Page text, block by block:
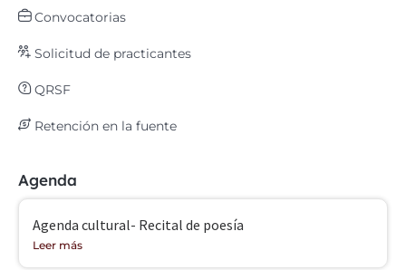
Convocatorias
Solicitud de practicantes
QRSF
Retención en la fuente
Agenda
Agenda cultural- Recital de poesía
Leer más